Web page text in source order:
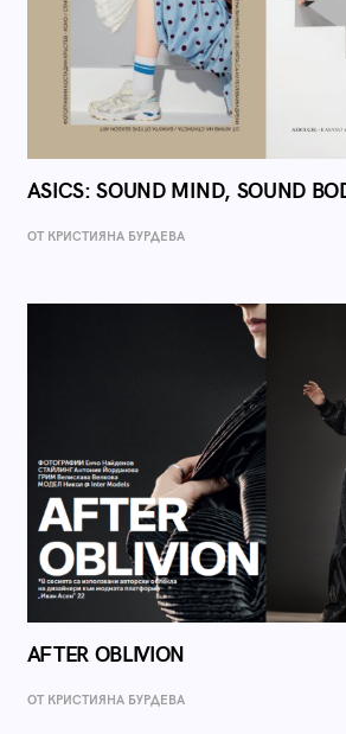
ASICS: SOUND MIND, SOUND
ОТ КРИСТИЯНА БУРДЕВА
AFTER OBLIVION
ОТ КРИСТИЯНА БУРДЕВА